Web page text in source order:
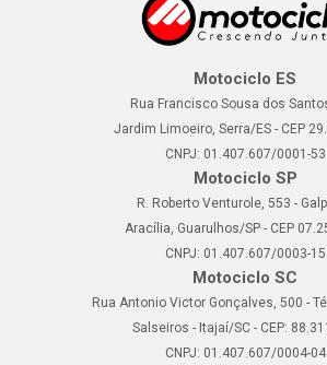
Motociclo ES
Rua Francisco Sousa dos
Jardim Limoeiro, Serra/ES - CEP
CNPJ: 01.407.607/0001-53
Motociclo SP
R. Roberto Venturole, 553 -
Aracília, Guarulhos/SP - CEP
CNPJ: 01.407.607/0003-15
Motociclo SC
Rua Antonio Victor Gonçalves, 500 -
Salseiros - Itajaí/SC - CEP:
CNPJ: 01.407.607/0004-04